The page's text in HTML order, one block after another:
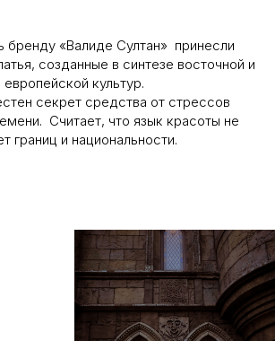
бренду «Валиде Султан» принесли
созданные в синтезе восточной и
европейской культур.
секрет средства от стрессов
Считает, что язык красоты не
границ и национальности.